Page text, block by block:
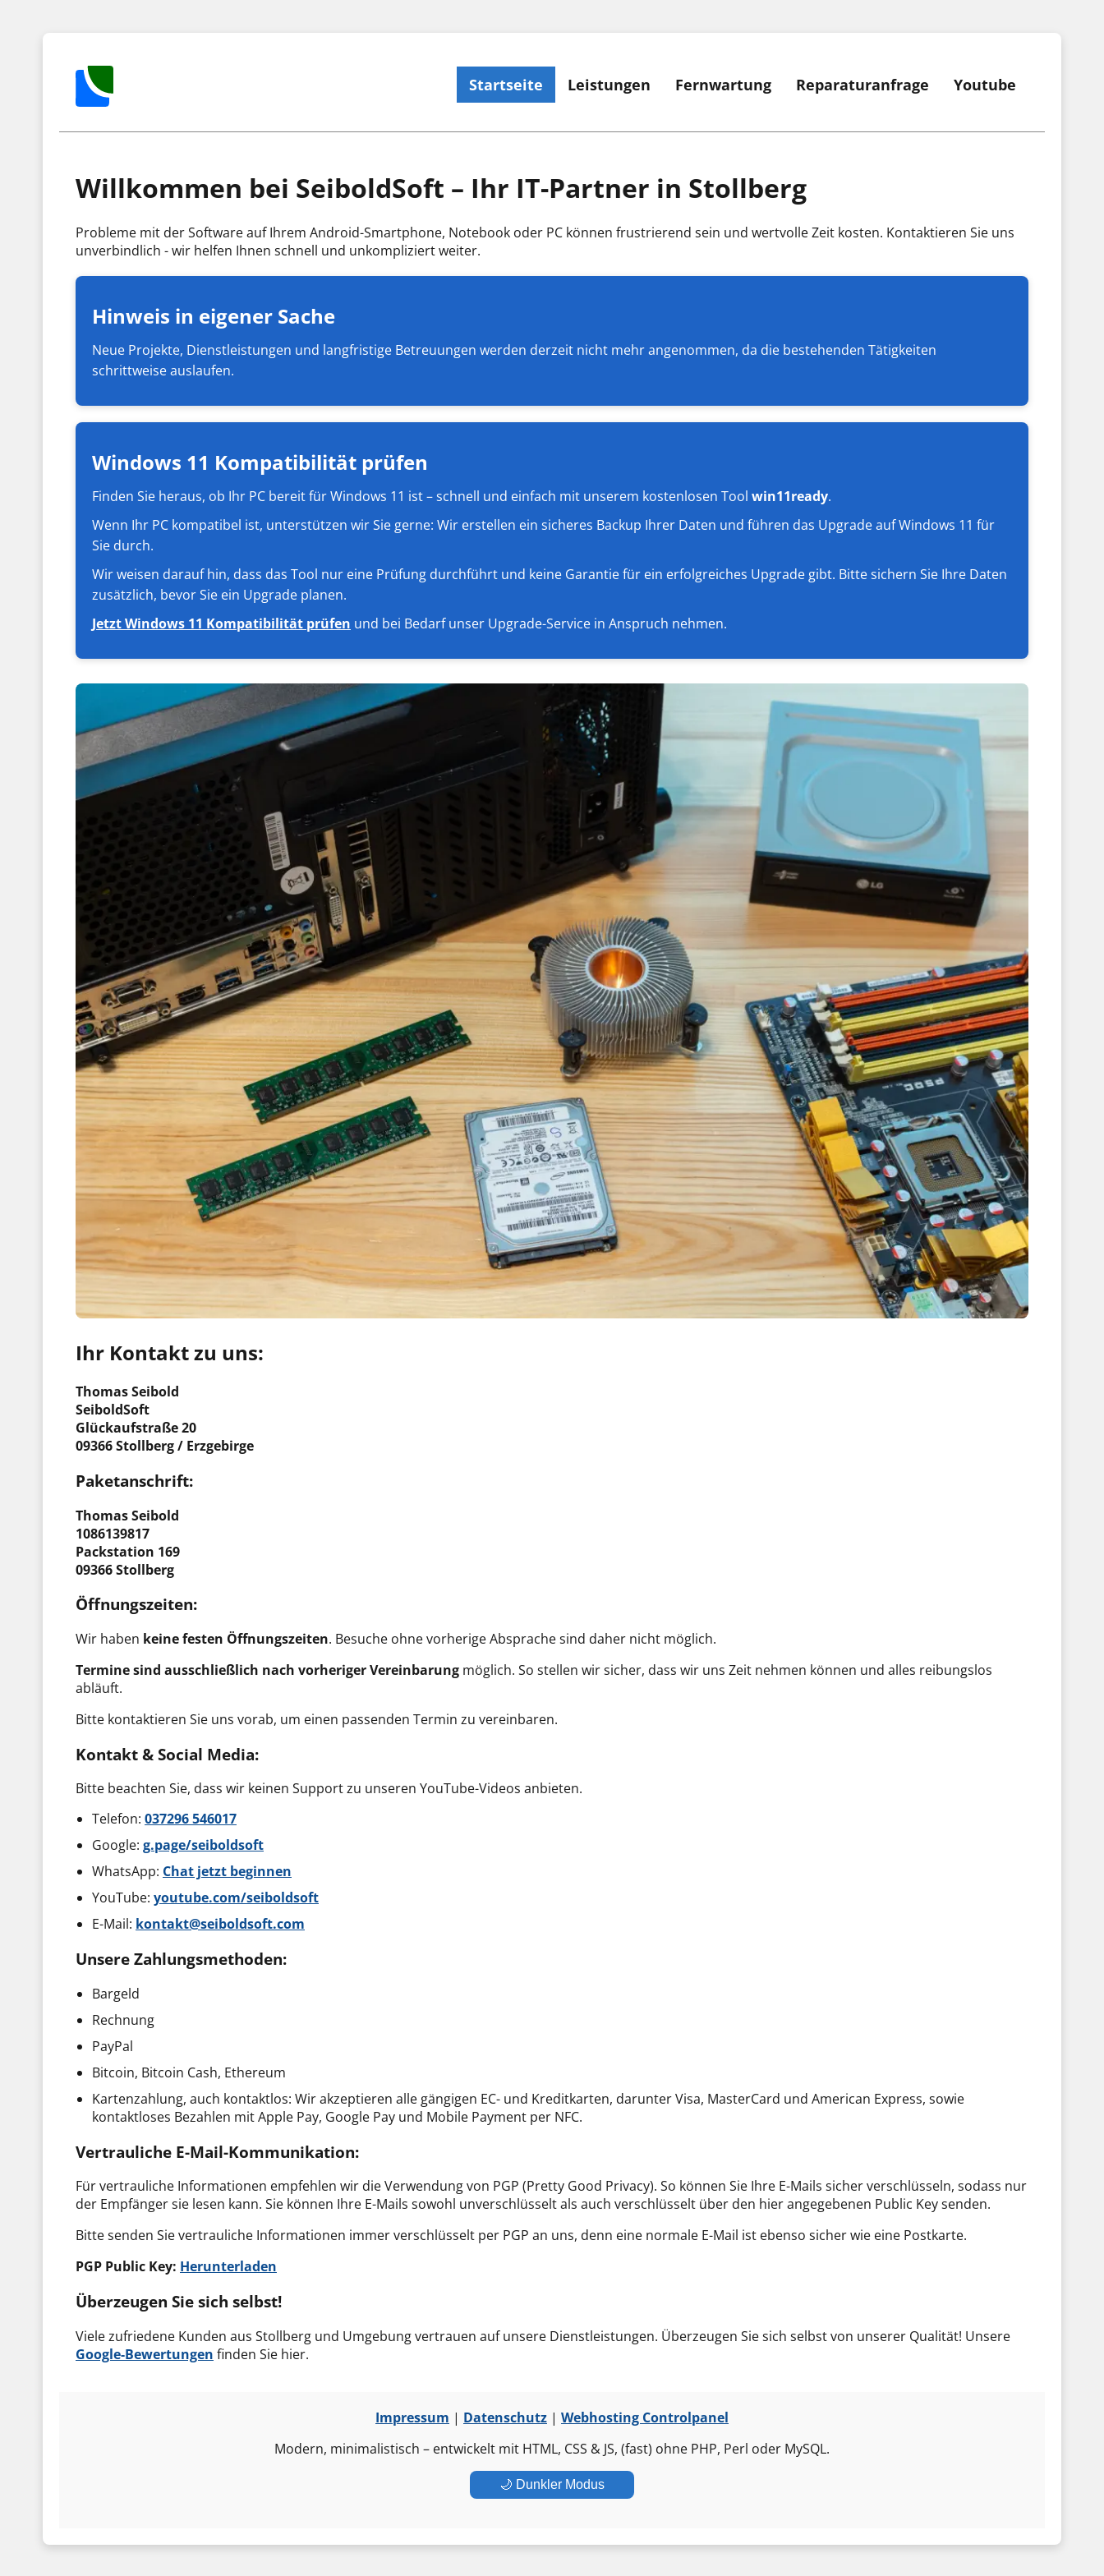
Startseite Leistungen Fernwartung Reparaturanfrage Youtube
Willkommen bei SeiboldSoft – Ihr IT-Partner in Stollberg
Probleme mit der Software auf Ihrem Android-Smartphone, Notebook oder PC können frustrierend sein und wertvolle Zeit kosten. Kontaktieren Sie uns
unverbindlich - wir helfen Ihnen schnell und unkompliziert weiter.
Hinweis in eigener Sache
Neue Projekte, Dienstleistungen und langfristige Betreuungen werden derzeit nicht mehr angenommen, da die bestehenden Tätigkeiten
schrittweise auslaufen.
Windows 11 Kompatibilität prüfen
Finden Sie heraus, ob Ihr PC bereit für Windows 11 ist – schnell und einfach mit unserem kostenlosen Tool win11ready.
Wenn Ihr PC kompatibel ist, unterstützen wir Sie gerne: Wir erstellen ein sicheres Backup Ihrer Daten und führen das Upgrade auf Windows 11 für
Sie durch.
Wir weisen darauf hin, dass das Tool nur eine Prüfung durchführt und keine Garantie für ein erfolgreiches Upgrade gibt. Bitte sichern Sie Ihre Daten
zusätzlich, bevor Sie ein Upgrade planen.
Jetzt Windows 11 Kompatibilität prüfen und bei Bedarf unser Upgrade-Service in Anspruch nehmen.
Ihr Kontakt zu uns:
Thomas Seibold
SeiboldSoft
Glückaufstraße 20
09366 Stollberg / Erzgebirge
Paketanschrift:
Thomas Seibold
1086139817
Packstation 169
09366 Stollberg
Öffnungszeiten:
Wir haben keine festen Öffnungszeiten. Besuche ohne vorherige Absprache sind daher nicht möglich.
Termine sind ausschließlich nach vorheriger Vereinbarung möglich. So stellen wir sicher, dass wir uns Zeit nehmen können und alles reibungslos
abläuft.
Bitte kontaktieren Sie uns vorab, um einen passenden Termin zu vereinbaren.
Kontakt & Social Media:
Bitte beachten Sie, dass wir keinen Support zu unseren YouTube-Videos anbieten.
Telefon: 037296 546017
Google: g.page/seiboldsoft
WhatsApp: Chat jetzt beginnen
YouTube: youtube.com/seiboldsoft
E-Mail: kontakt@seiboldsoft.com
Unsere Zahlungsmethoden:
Bargeld
Rechnung
PayPal
Bitcoin, Bitcoin Cash, Ethereum
Kartenzahlung, auch kontaktlos: Wir akzeptieren alle gängigen EC- und Kreditkarten, darunter Visa, MasterCard und American Express, sowie
kontaktloses Bezahlen mit Apple Pay, Google Pay und Mobile Payment per NFC.
Vertrauliche E-Mail-Kommunikation:
Für vertrauliche Informationen empfehlen wir die Verwendung von PGP (Pretty Good Privacy). So können Sie Ihre E-Mails sicher verschlüsseln, sodass nur
der Empfänger sie lesen kann. Sie können Ihre E-Mails sowohl unverschlüsselt als auch verschlüsselt über den hier angegebenen Public Key senden.
Bitte senden Sie vertrauliche Informationen immer verschlüsselt per PGP an uns, denn eine normale E-Mail ist ebenso sicher wie eine Postkarte.
PGP Public Key: Herunterladen
Überzeugen Sie sich selbst!
Viele zufriedene Kunden aus Stollberg und Umgebung vertrauen auf unsere Dienstleistungen. Überzeugen Sie sich selbst von unserer Qualität! Unsere
Google-Bewertungen finden Sie hier.
Impressum | Datenschutz | Webhosting Controlpanel
Modern, minimalistisch – entwickelt mit HTML, CSS & JS, (fast) ohne PHP, Perl oder MySQL.
🌙 Dunkler Modus